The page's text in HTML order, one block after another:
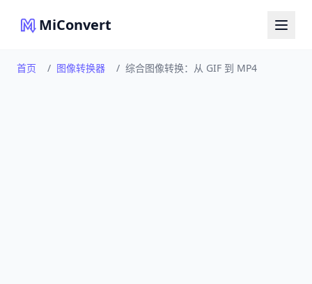
MiConvert
首页 / 图像转换器 / 综合图像转换：从 GIF 到 MP4